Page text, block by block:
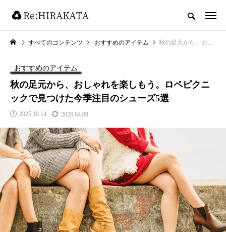
すべてのコンテンツ おすすめのアイテム 秋の足元から、おしゃれを楽しもう。ロペピクニックで見つけた今季注目のシューズ5選
おすすめのアイテム
秋の足元から、おしゃれを楽しもう。ロペピクニ
ックで見つけた今季注目のシューズ5選
2025.10.14 2026.04.09